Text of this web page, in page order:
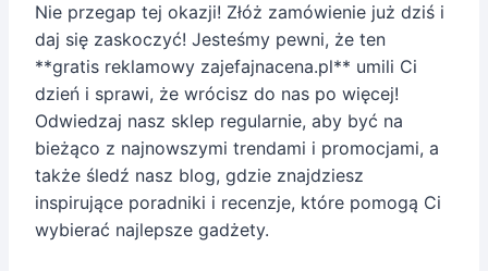
Nie przegap tej okazji! Złóż zamówienie już dziś i
daj się zaskoczyć! Jesteśmy pewni, że ten
**gratis reklamowy zajefajnacena.pl** umili Ci
dzień i sprawi, że wrócisz do nas po więcej!
Odwiedzaj nasz sklep regularnie, aby być na
bieżąco z najnowszymi trendami i promocjami, a
także śledź nasz blog, gdzie znajdziesz
inspirujące poradniki i recenzje, które pomogą Ci
wybierać najlepsze gadżety.